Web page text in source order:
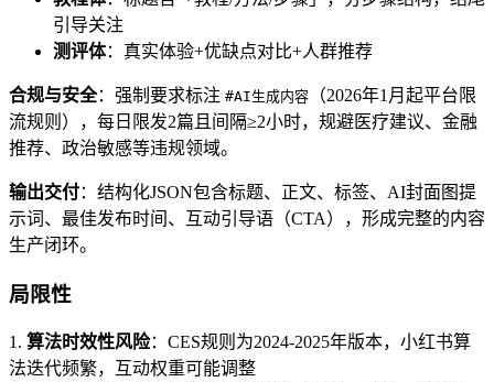
引导关注
测评体：真实体验+优缺点对比+人群推荐
合规与安全：强制要求标注 #AI生成内容 （2026年1月起平台限
流规则），每日限发2篇且间隔≥2小时，规避医疗建议、金融
推荐、政治敏感等违规领域。
输出交付：结构化JSON包含标题、正文、标签、AI封面图提
示词、最佳发布时间、互动引导语（CTA），形成完整的内容
生产闭环。
局限性
1. 算法时效性风险：CES规则为2024-2025年版本，小红书算
法迭代频繁，互动权重可能调整